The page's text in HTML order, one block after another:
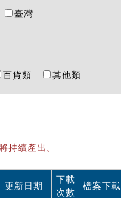
臺灣
百貨類 其他類
持續產出。
更新日期
下載
次數
檔案下載